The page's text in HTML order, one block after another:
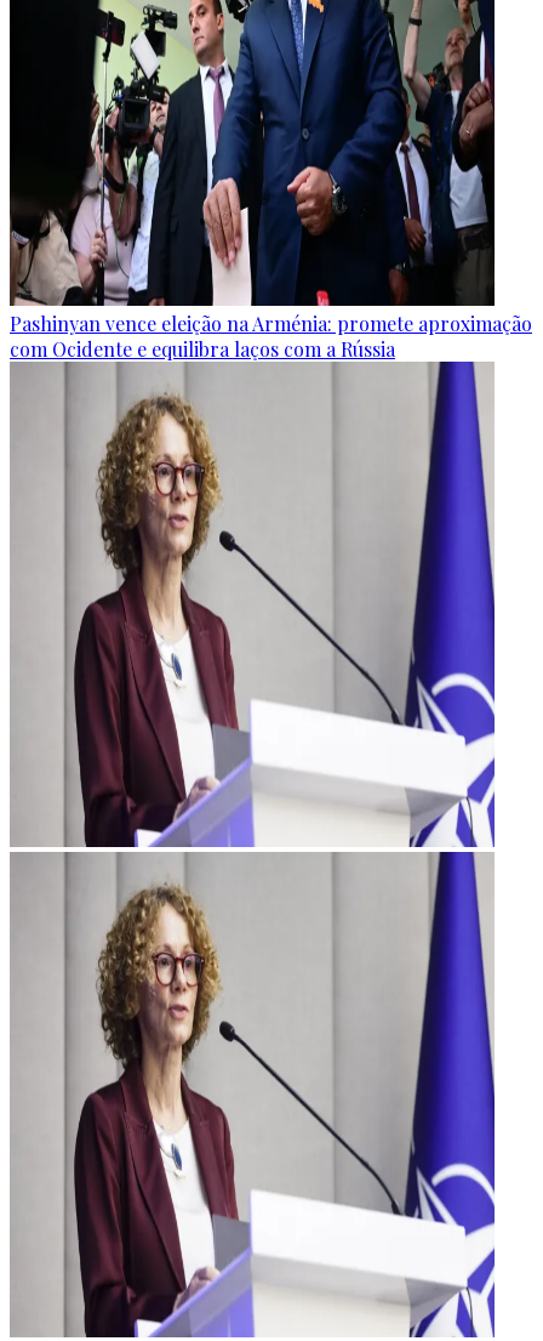
Pashinyan vence eleição na Arménia: promete aproximação
com Ocidente e equilibra laços com a Rússia